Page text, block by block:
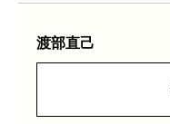
渡部直己